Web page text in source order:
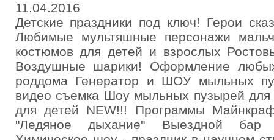
11.04.2016
Детские праздники под ключ! Герои
Любимые мультяшные персонажи
костюмов для детей и взрослых
Воздушные шарики! Оформление
роддома Генератор и ШОУ мыльных
видео съемка Шоу мыльных пузырей
для детей NEW!!! Программы
"Ледяное дыхание" Выездной